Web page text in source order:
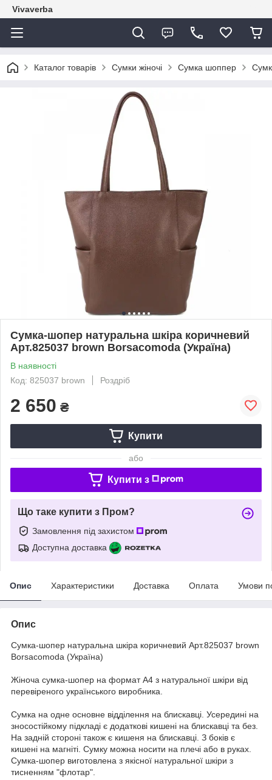
Vivaverba
Каталог товарів Сумки жіночі Сумка шоппер
Сумка-шопер натуральна шкіра коричневий
Арт.825037 brown Borsacomoda (Україна)
В наявності
Код: 825037 brown
Роздріб
2 650 ₴
Купити
або
Купити з
Що таке купити з Пром?
Замовлення під захистом
Доступна доставка
Опис Характеристики Доставка Оплата Умови
Опис
Сумка-шопер натуральна шкіра коричневий Арт.825037 brown
Borsacomoda (Україна)
Жіноча сумка-шопер на формат А4 з натуральної шкіри від
перевіреного українського виробника.
Сумка на одне основне відділення на блискавці. Усередині на
зносостійкому підкладі є додаткові кишені на блискавці та без.
На задній стороні також є кишеня на блискавці. З боків є
кишені на магніті. Сумку можна носити на плечі або в руках.
Сумка-шопер виготовлена з якісної натуральної шкіри з
тисненням "флотар".